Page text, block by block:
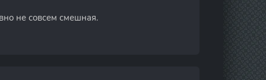
не совсем смешная.